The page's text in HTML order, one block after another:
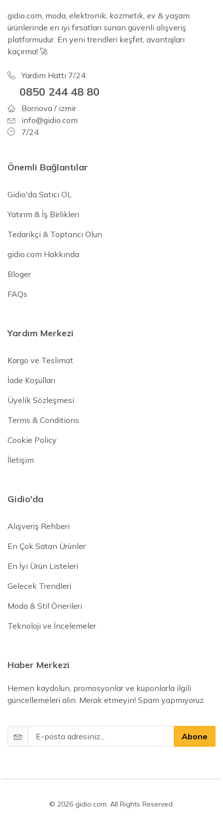
gidio.com, moda, elektronik, kozmetik, ev & yaşam
ürünlerinde en iyi fırsatları sunan güvenli alışveriş
platformudur. En yeni trendleri keşfet, avantajları
kaçırma! 🚀
Yardım Hattı 7/24:
0850 244 48 80
Bornova / izmir
info@gidio.com
7/24
Önemli Bağlantılar
Gidio'da Satıcı OL
Yatırım & İş Birlikleri
Tedarikçi & Toptancı Olun
gidio.com Hakkında
Bloger
FAQs
Yardım Merkezi
Kargo ve Teslimat
İade Koşulları
Üyelik Sözleşmesi
Terms & Conditions
Cookie Policy
İletişim
Gidio'da
Alışveriş Rehberi
En Çok Satan Ürünler
En İyi Ürün Listeleri
Gelecek Trendleri
Moda & Stil Önerileri
Teknoloji ve İncelemeler
Haber Merkezi
Hemen kaydolun, promosyonlar ve kuponlarla ilgili
güncellemeleri alın. Merak etmeyin! Spam yapmıyoruz.
Abone
© 2026 gidio.com. All Rights Reserved.